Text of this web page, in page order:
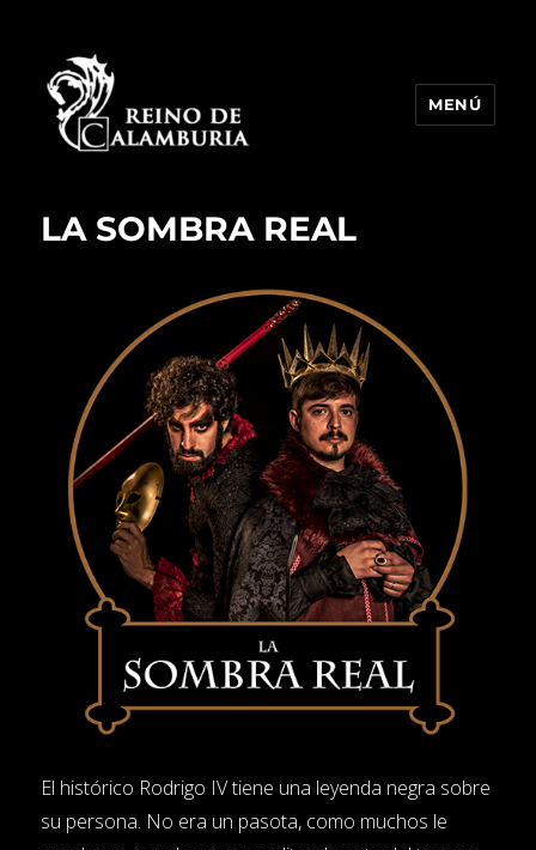
MENÚ
LA SOMBRA REAL
El histórico Rodrigo IV tiene una leyenda negra sobre
su persona. No era un pasota, como muchos le